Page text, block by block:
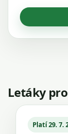
Letáky
Platí 29. 7.